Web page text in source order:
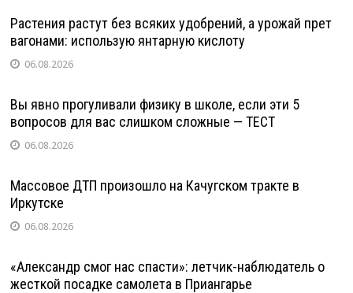
Растения растут без всяких удобрений, а урожай прет
вагонами: использую янтарную кислоту
06.08.2026
Вы явно прогуливали физику в школе, если эти 5
вопросов для вас слишком сложные — ТЕСТ
06.08.2026
Массовое ДТП произошло на Качугском тракте в
Иркутске
06.08.2026
«Александр смог нас спасти»: летчик-наблюдатель о
жесткой посадке самолета в Приангарье